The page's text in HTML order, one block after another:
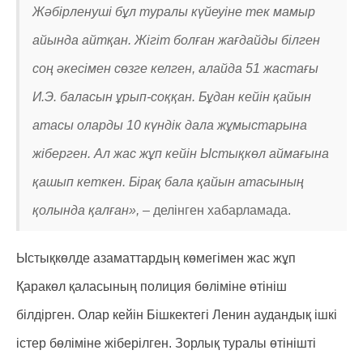
Жәбірленуші бұл туралы күйеуіне тек мамыр
айында айтқан. Жігіт болған жағдайды білген
соң әкесімен сөзге келген, алайда 51 жастағы
И.Э. баласын ұрып-соққан. Бұдан кейін қайын
атасы оларды 10 күндік дала жұмыстарына
жіберген. Ал жас жұп кейін Ыстықкөл аймағына
қашып кеткен. Бірақ бала қайын атасының
қолында қалған», – делінген хабарламада.
Ыстықкөлде азаматтардың көмегімен жас жұп
Қаракөл қаласының полиция бөліміне өтініш
білдірген. Олар кейін Бішкектегі Ленин аудандық ішкі
істер бөліміне жіберілген. Зорлық туралы өтінішті